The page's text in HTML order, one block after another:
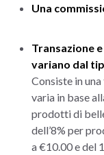
Una
Transazione
variano dal
Consiste in
varia in base
prodotti di
dell’8% per
a €10.00 e del